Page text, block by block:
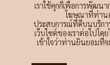
เราใช้คุกกี้เพื่อการพัฒน
โฆษณาที่ท่าน
ประสบการณ์ที่ดีบนบริกา
เว็บไซต์ของเราต่อไปโด
เข้าใจว่าท่านยินยอมที่จ